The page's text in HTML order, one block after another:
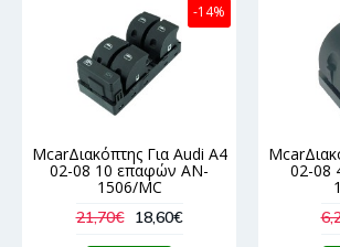
-14%
McarΔιακόπτης Για Audi A4
02-08 10 επαφών AN-
1506/MC
21,70€ 18,60€
02-08